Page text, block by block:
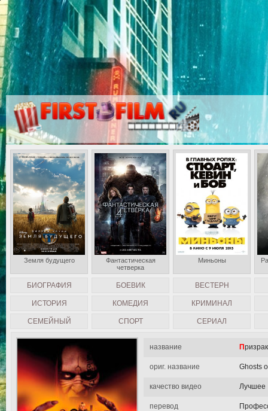
название
ориг. название Ghosts
качество видео Лучшее
перевод
БИОГРАФИЯ БОЕВИК ВЕСТЕРН
ИСТОРИЯ КОМЕДИЯ КРИМИНАЛ
СЕМЕЙНЫЙ СПОРТ СЕРИАЛ
Земля будущего
Фантастическая
четверка
Миньоны